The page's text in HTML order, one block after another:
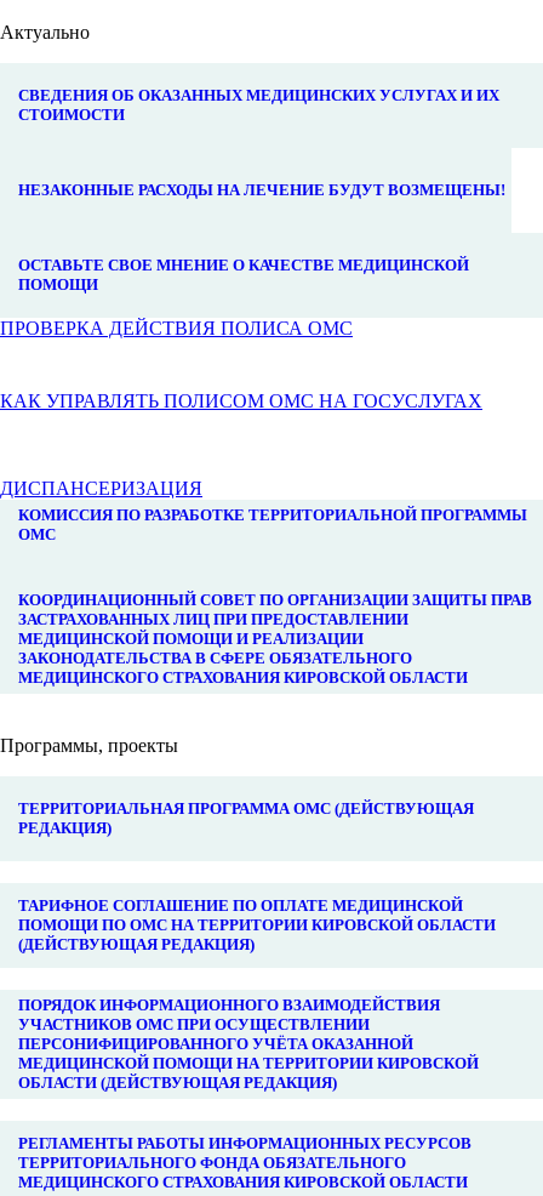
Актуально
СВЕДЕНИЯ ОБ ОКАЗАННЫХ МЕДИЦИНСКИХ УСЛУГАХ И ИХ
СТОИМОСТИ
НЕЗАКОННЫЕ РАСХОДЫ НА ЛЕЧЕНИЕ БУДУТ ВОЗМЕЩЕНЫ!
ОСТАВЬТЕ СВОЕ МНЕНИЕ О КАЧЕСТВЕ МЕДИЦИНСКОЙ
ПОМОЩИ
ПРОВЕРКА ДЕЙСТВИЯ ПОЛИСА ОМС
КАК УПРАВЛЯТЬ ПОЛИСОМ ОМС НА ГОСУСЛУГАХ
ДИСПАНСЕРИЗАЦИЯ
КОМИССИЯ ПО РАЗРАБОТКЕ ТЕРРИТОРИАЛЬНОЙ ПРОГРАММЫ
ОМС
КООРДИНАЦИОННЫЙ СОВЕТ ПО ОРГАНИЗАЦИИ ЗАЩИТЫ ПРАВ
ЗАСТРАХОВАННЫХ ЛИЦ ПРИ ПРЕДОСТАВЛЕНИИ
МЕДИЦИНСКОЙ ПОМОЩИ И РЕАЛИЗАЦИИ
ЗАКОНОДАТЕЛЬСТВА В СФЕРЕ ОБЯЗАТЕЛЬНОГО
МЕДИЦИНСКОГО СТРАХОВАНИЯ КИРОВСКОЙ ОБЛАСТИ
Программы, проекты
ТЕРРИТОРИАЛЬНАЯ ПРОГРАММА ОМС (ДЕЙСТВУЮЩАЯ
РЕДАКЦИЯ)
ТАРИФНОЕ СОГЛАШЕНИЕ ПО ОПЛАТЕ МЕДИЦИНСКОЙ
ПОМОЩИ ПО ОМС НА ТЕРРИТОРИИ КИРОВСКОЙ ОБЛАСТИ
(ДЕЙСТВУЮЩАЯ РЕДАКЦИЯ)
ПОРЯДОК ИНФОРМАЦИОННОГО ВЗАИМОДЕЙСТВИЯ
УЧАСТНИКОВ ОМС ПРИ ОСУЩЕСТВЛЕНИИ
ПЕРСОНИФИЦИРОВАННОГО УЧЁТА ОКАЗАННОЙ
МЕДИЦИНСКОЙ ПОМОЩИ НА ТЕРРИТОРИИ КИРОВСКОЙ
ОБЛАСТИ (ДЕЙСТВУЮЩАЯ РЕДАКЦИЯ)
РЕГЛАМЕНТЫ РАБОТЫ ИНФОРМАЦИОННЫХ РЕСУРСОВ
ТЕРРИТОРИАЛЬНОГО ФОНДА ОБЯЗАТЕЛЬНОГО
МЕДИЦИНСКОГО СТРАХОВАНИЯ КИРОВСКОЙ ОБЛАСТИ